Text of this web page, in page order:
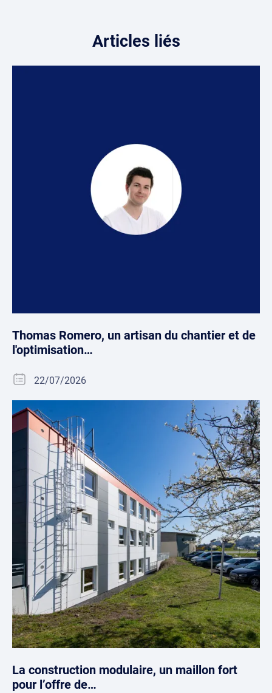
Articles liés
Thomas Romero, un artisan du chantier et de
l'optimisation…
22/07/2026
La construction modulaire, un maillon fort
pour l’offre de…